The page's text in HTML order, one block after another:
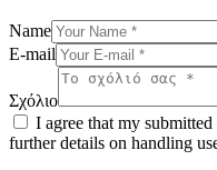
Name
E-mail
Σχόλιο
I agree that my
further details on handling